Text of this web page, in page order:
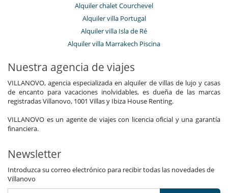
Alquiler chalet Courchevel
Alquiler villa Portugal
Alquiler villa Isla de Ré
Alquiler villa Marrakech Piscina
Nuestra agencia de viajes
VILLANOVO, agencia especializada en alquiler de villas de lujo y casas
de encanto para vacaciones inolvidables, es dueña de las marcas
registradas Villanovo, 1001 Villas y Ibiza House Renting.
VILLANOVO es un agente de viajes con licencia oficial y una garantía
financiera.
Newsletter
Introduzca su correo electrónico para recibir todas las novedades de
Villanovo